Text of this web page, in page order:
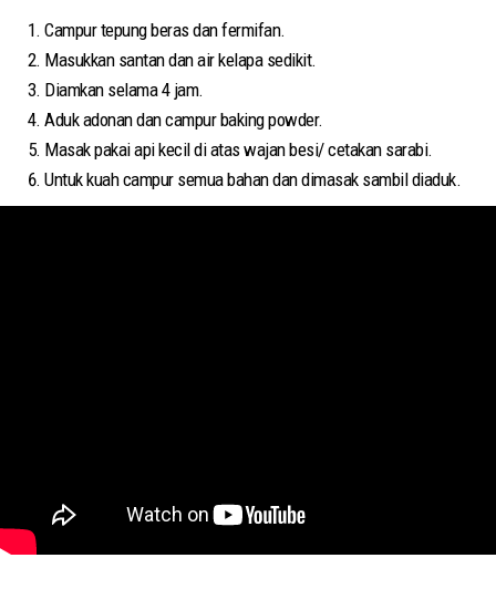
Campur tepung beras dan fermifan.
Masukkan santan dan air kelapa sedikit.
Diamkan selama 4 jam.
Aduk adonan dan campur baking powder.
Masak pakai api kecil di atas wajan besi/ cetakan sarabi.
Untuk kuah campur semua bahan dan dimasak sambil diaduk.